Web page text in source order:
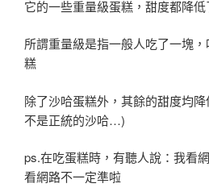
它的一些重量級蛋糕，甜度都降低
所謂重量級是指一般人吃了一塊
糕
除了沙哈蛋糕外，其餘的甜度均
不是正統的沙哈…)
ps.在吃蛋糕時，有聽人說：我看
看網路不一定準啦